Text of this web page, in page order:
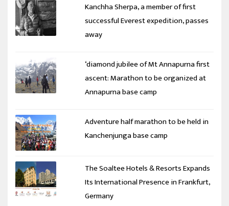
Kanchha Sherpa, a member of first
successful Everest expedition, passes
away
‘diamond jubilee of Mt Annapurna first
ascent: Marathon to be organized at
Annapurna base camp
Adventure half marathon to be held in
Kanchenjunga base camp
The Soaltee Hotels & Resorts Expands
Its International Presence in Frankfurt,
Germany